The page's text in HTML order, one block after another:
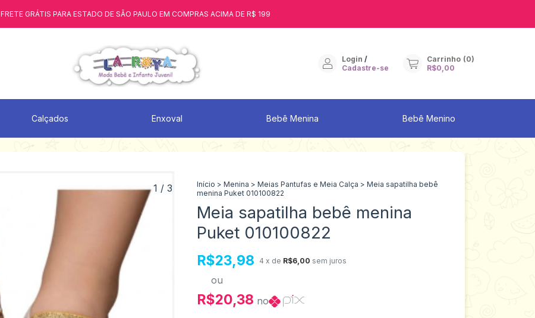
FRETE GRÁTIS PARA ESTADO DE SÃO PAULO EM COMPRAS ACIMA DE R$ 199
Login /
Cadastre-se
Carrinho (0)
R$0,00
Calçados Enxoval Bebê Menina Bebê Menino
1 / 3 Início > Menina > Meias Pantufas e Meia Calça > Meia sapatilha bebê
menina Puket 010100822
Meia sapatilha bebê menina
Puket 010100822
R$23,98 4 x de R$6,00 sem juros
ou
R$20,38 no